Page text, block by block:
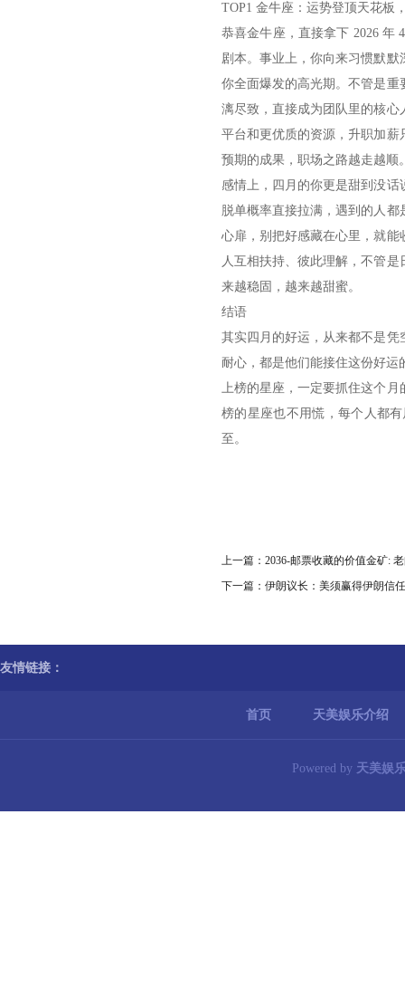
TOP1 金牛座：运势登顶天花板
恭喜金牛座，直接拿下 2026 年
剧本。事业上，你向来习惯默
你全面爆发的高光期。不管是
漓尽致，直接成为团队里的核
平台和更优质的资源，升职加
预期的成果，职场之路越走越顺
感情上，四月的你更是甜到没
脱单概率直接拉满，遇到的人
心扉，别把好感藏在心里，就
人互相扶持、彼此理解，不管
来越稳固，越来越甜蜜。
结语
其实四月的好运，从来都不是
耐心，都是他们能接住这份好运
上榜的星座，一定要抓住这个
榜的星座也不用慌，每个人都
至。
上一篇： 2036-邮票收藏的价值金矿:
下一篇： 伊朗议长：美须赢得伊朗信
友情链接：
首页 天美娱乐介绍
Powered by 天美娱